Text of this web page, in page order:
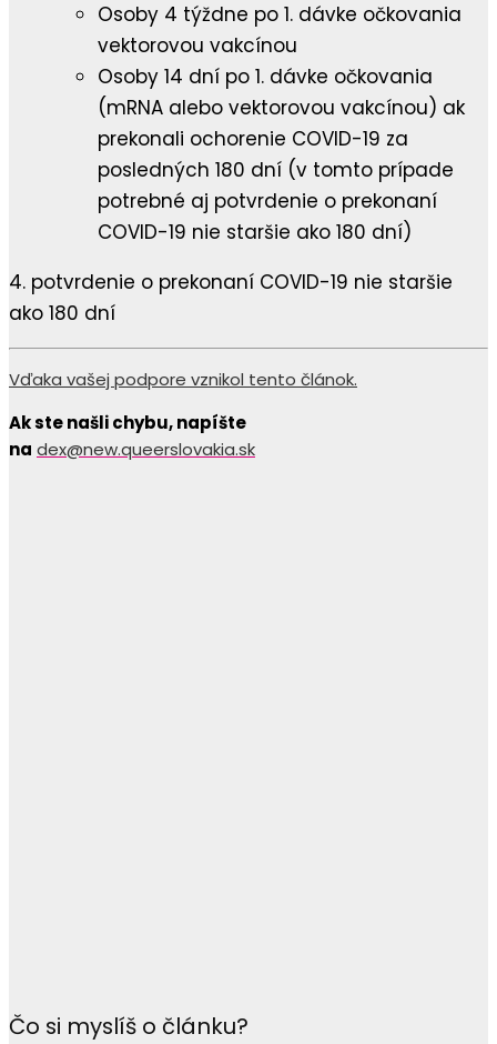
Osoby 4 týždne po 1. dávke očkovania
vektorovou vakcínou
Osoby 14 dní po 1. dávke očkovania
(mRNA alebo vektorovou vakcínou) ak
prekonali ochorenie COVID-19 za
posledných 180 dní (v tomto prípade
potrebné aj potvrdenie o prekonaní
COVID-19 nie staršie ako 180 dní)
4. potvrdenie o prekonaní COVID-19 nie staršie
ako 180 dní
Vďaka vašej podpore vznikol tento článok.
Ak ste našli chybu, napíšte
na dex@new.queerslovakia.sk
Čo si myslíš o článku?